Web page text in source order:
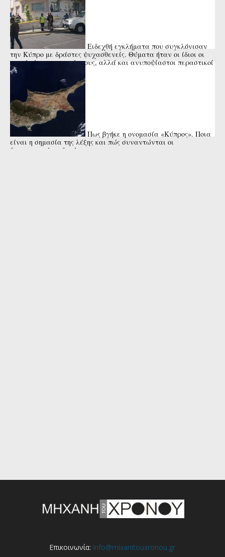
Ειδεχθή εγκλήματα που συγκλόνισαν
την Κύπρο με δράστες ψυχασθενείς. Θύματα ήταν οι ίδιοι οι
γονείς ή οι συγγενείς τους, αλλά και ανυποψίαστοι περαστικοί
ή μικρά ...
Πως βγήκε η ονομασία «Κύπρος». Ποια
είναι η σημασία της λέξης και πώς συναντώνται οι
διαφορετικές εκδοχές
Επικοινωνία: info@mixanitouxronou.gr